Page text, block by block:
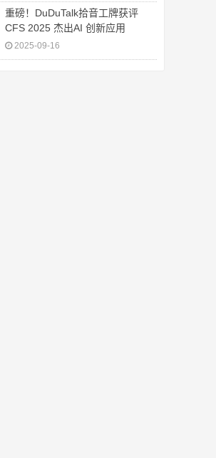
重磅！DuDuTalk拾音工牌获评
CFS 2025 杰出AI 创新应用
2025-09-16